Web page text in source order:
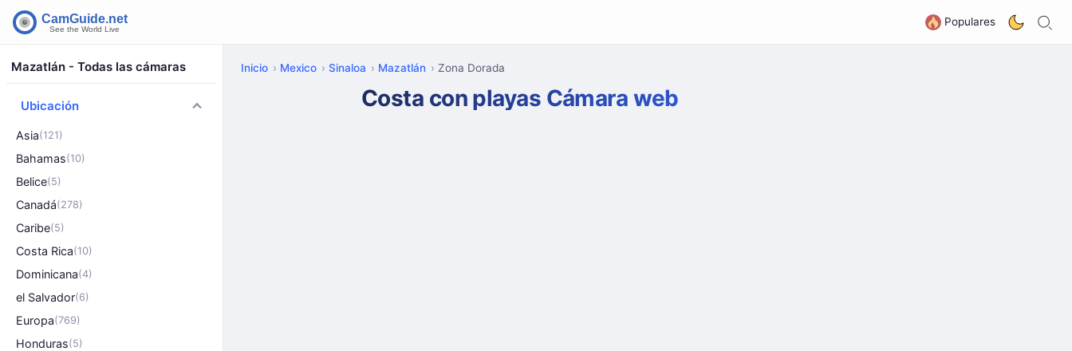
Populares
Mazatlán - Todas las cámaras
Ubicación
Asia(121)
Bahamas(10)
Belice(5)
Canadá(278)
Caribe(5)
Costa Rica(10)
Dominicana(4)
el Salvador(6)
Europa(769)
Honduras(5)
Inicio Mexico Sinaloa Mazatlán Zona Dorada
Costa con playas Cámara web